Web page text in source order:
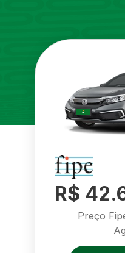
R$
Preço